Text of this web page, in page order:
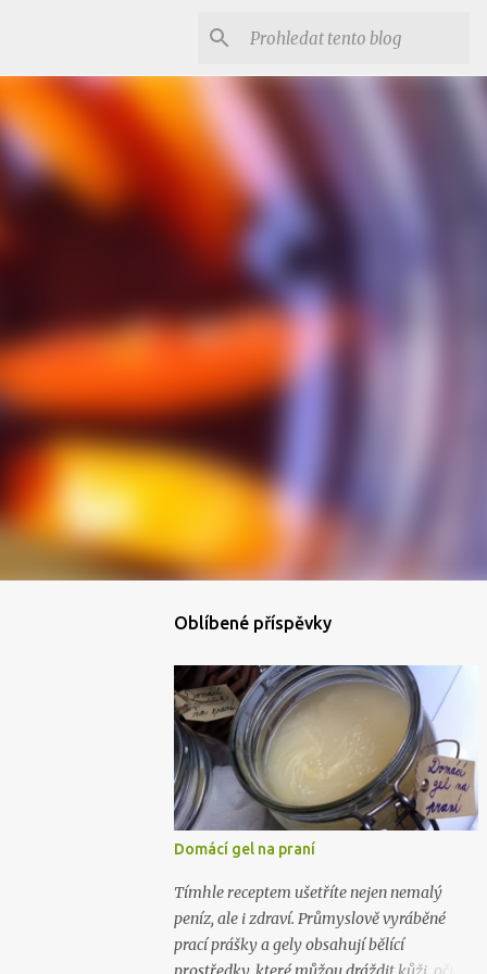
Oblíbené příspěvky
Domácí gel na praní
Tímhle receptem ušetříte nejen nemalý
peníz, ale i zdraví. Průmyslově vyráběné
prací prášky a gely obsahují bělící